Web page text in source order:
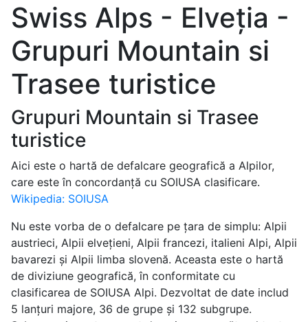
Swiss Alps - Elveţia -
Grupuri Mountain si
Trasee turistice
Grupuri Mountain si Trasee
turistice
Aici este o hartă de defalcare geografică a Alpilor,
care este în concordanţă cu SOIUSA clasificare.
Wikipedia: SOIUSA
Nu este vorba de o defalcare pe ţara de simplu: Alpii
austrieci, Alpii elveţieni, Alpii francezi, italieni Alpi, Alpii
bavarezi şi Alpii limba slovenă. Aceasta este o hartă
de diviziune geografică, în conformitate cu
clasificarea de SOIUSA Alpi. Dezvoltat de date includ
5 lanţuri majore, 36 de grupe şi 132 subgrupe.